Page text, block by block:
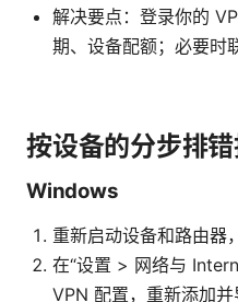
解决要点：登录你的
期、设备配额；必要时
按设备的分步排
Windows
重新启动设备和路由器
在“设置 > 网络与
VPN 配置，重新添加并